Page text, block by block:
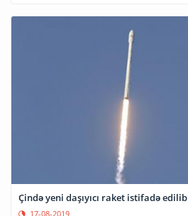
Çində yeni daşıyıcı raket istifadə edilib
17-08-2019